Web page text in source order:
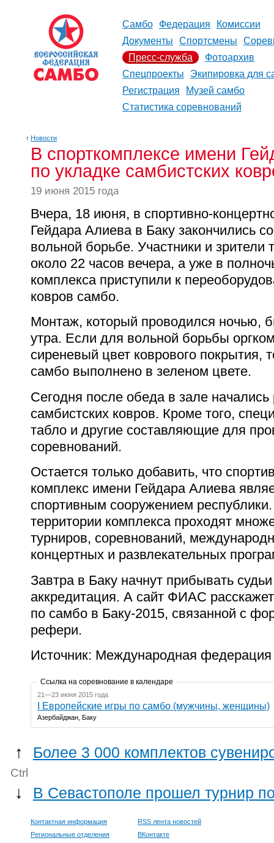
Самбо Федерация
Комиссии
Документы
Спортсмены
Пресс-служба
Фотоархив
Спецпроекты
Экипировка для
Регистрация
Музей самбо
Статистика соревнований
↑ Новости
В спорткомплексе имени
по укладке самбистских
19 июня 2015 года
Вчера, 18 июня, в спортивно-
Гейдара Алиева в Баку закончились
вольной борьбе. Участники и зрители
около 22 часов вечера, а уже в
комплекса приступили к
ковров самбо.
Монтаж, который проводился ночью,
утра. Если для вольной борьбы
сиреневый цвет коврового покрытия,
самбо выполнено в зеленом цвете.
Сегодня после обеда в зале
самбистских ковров. Кроме того,
табло и другие составляющие для
соревнований.
Остается только добавить, что
комплекс имени Гейдара Алиева
спортивным сооружением
территории комплекса проходят
турниров, соревнований,
концертных и развлекательных
Завтра в Баку начнут прибывать
аккредитация. А сайт ФИАС
по самбо в Баку-2015, связанной с
рефери.
Источник: Международная
Ссылка на соревнование в календаре
21—23 июня 2015 года
I Европейские игры по самбо (мужчины, женщины)
Азербайджан, Баку
↑ Более 3 000 комплектов
Ctrl
↓ В Севастополе прошел турнир
Контактная информация
Региональные отделения
RSS лента новостей
ВКонтакте